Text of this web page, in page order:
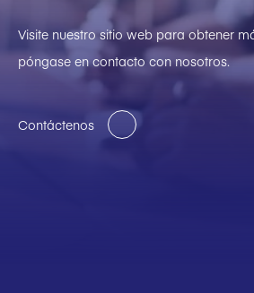
Visite nuestro sitio web para obtener
póngase en contacto con nosotros.
Contáctenos